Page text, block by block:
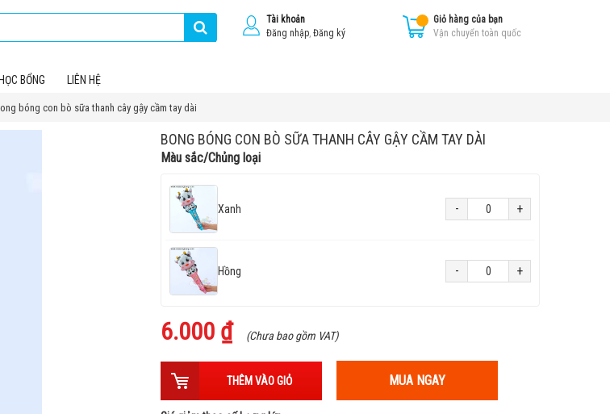
Tài khoản
Đăng nhập, Đăng ký
Giỏ hàng của bạn
Vận chuyển toàn quốc
BỔNG LIÊN HỆ
bóng con bò sữa thanh cây gậy cầm tay dài
BONG BÓNG CON BÒ SỮA THANH CÂY GẬY CẦM TAY DÀI
Màu sắc/Chủng loại
Xanh - +
Hồng - +
6.000 ₫ (Chưa bao gồm VAT)
THÊM VÀO GIỎ MUA NGAY